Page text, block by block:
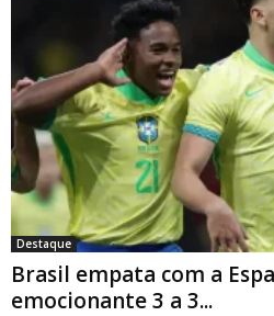
Destaque
Brasil empata com a
emocionante 3 a 3...